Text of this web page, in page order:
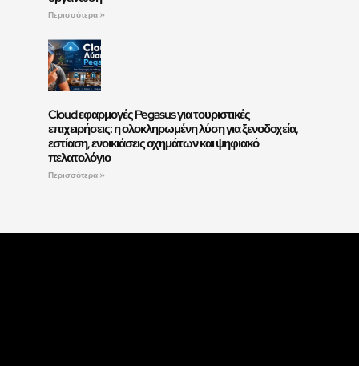
Περισσότερα »
Cloud εφαρμογές Pegasus για τουριστικές
επιχειρήσεις: η ολοκληρωμένη λύση για ξενοδοχεία,
εστίαση, ενοικιάσεις οχημάτων και ψηφιακό
πελατολόγιο
Περισσότερα »